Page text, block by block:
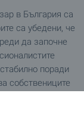
в България са
са убедени, че
да започне
поради
собствениците